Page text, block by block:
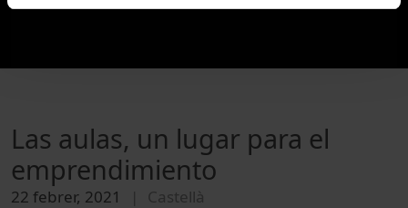
Las aulas, un lugar para el
emprendimiento
22 febrer, 2021 Castellà